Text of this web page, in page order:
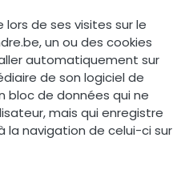
lors de ses visites sur le
un ou des cookies
automatiquement sur
de son logiciel de
bloc de données qui ne
mais qui enregistre
la navigation de celui-ci sur